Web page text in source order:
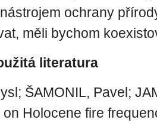
ochrany
měli bychom
literatura
ŠAMONIL, Pavel;
Holocene fire